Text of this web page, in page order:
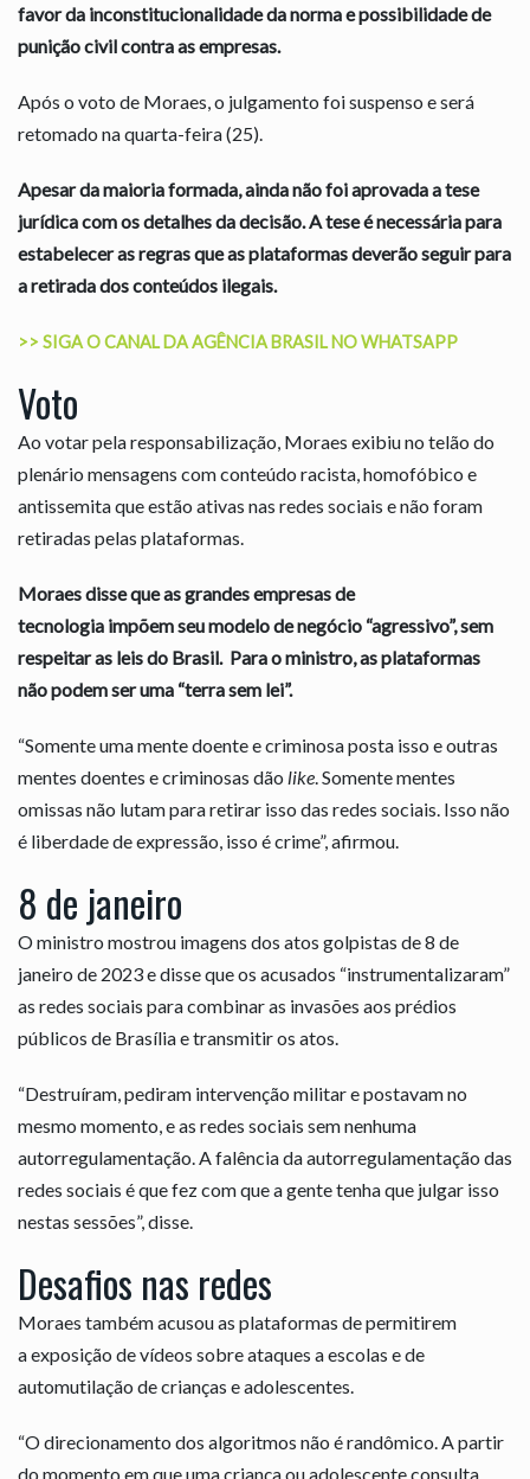
favor da inconstitucionalidade da norma e possibilidade de
punição civil contra as empresas.
Após o voto de Moraes, o julgamento foi suspenso e será
retomado na quarta-feira (25).
Apesar da maioria formada, ainda não foi aprovada a tese
jurídica com os detalhes da decisão. A tese é necessária para
estabelecer as regras que as plataformas deverão seguir para
a retirada dos conteúdos ilegais.
>> SIGA O CANAL DAAGÊNCIA BRASILNO WHATSAPP
Voto
Ao votar pela responsabilização, Moraes exibiu no telão do
plenário mensagens com conteúdo racista, homofóbico e
antissemita que estão ativas nas redes sociais e não foram
retiradas pelas plataformas.
Moraes disse que as grandes empresas de
tecnologia impõem seu modelo de negócio “agressivo”, sem
respeitar as leis do Brasil. Para o ministro, as plataformas
não podem ser uma “terra sem lei”.
“Somente uma mente doente e criminosa posta isso e outras
mentes doentes e criminosas dão like. Somente mentes
omissas não lutam para retirar isso das redes sociais. Isso não
é liberdade de expressão, isso é crime”, afirmou.
8 de janeiro
O ministro mostrou imagens dos atos golpistas de 8 de
janeiro de 2023 e disse que os acusados “instrumentalizaram”
as redes sociais para combinar as invasões aos prédios
públicos de Brasília e transmitir os atos.
“Destruíram, pediram intervenção militar e postavam no
mesmo momento, e as redes sociais sem nenhuma
autorregulamentação. A falência da autorregulamentação das
redes sociais é que fez com que a gente tenha que julgar isso
nestas sessões”, disse.
Desafios nas redes
Moraes também acusou as plataformas de permitirem
a exposição de vídeos sobre ataques a escolas e de
automutilação de crianças e adolescentes.
“O direcionamento dos algoritmos não é randômico. A partir
do momento em que uma criança ou adolescente consulta